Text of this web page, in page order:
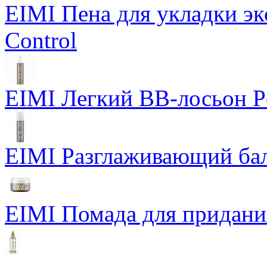
EIMI Пена для укладки
Control
EIMI Легкий BB-лосьон
EIMI Разглаживающий
EIMI Помада для